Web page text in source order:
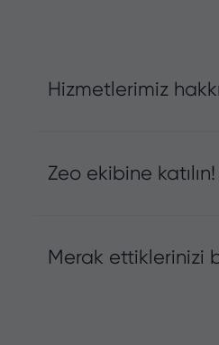
Hizmetlerimiz
Zeo ekibine katılın!
Merak ettiklerinizi